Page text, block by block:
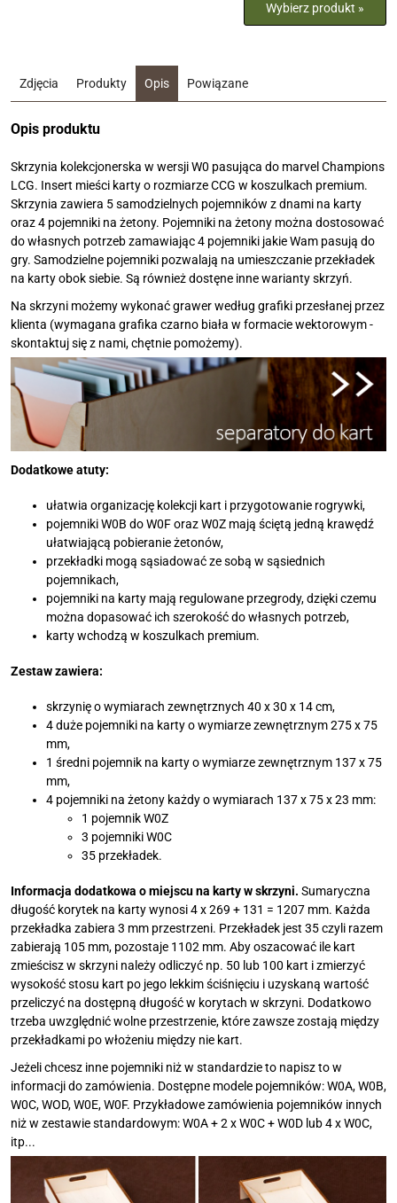
Wybierz produkt »
Zdjęcia Produkty Opis Powiązane
Opis produktu
Skrzynia kolekcjonerska w wersji W0 pasująca do marvel Champions
LCG. Insert mieści karty o rozmiarze CCG w koszulkach premium.
Skrzynia zawiera 5 samodzielnych pojemników z dnami na karty
oraz 4 pojemniki na żetony. Pojemniki na żetony można dostosować
do własnych potrzeb zamawiając 4 pojemniki jakie Wam pasują do
gry. Samodzielne pojemniki pozwalają na umieszczanie przekładek
na karty obok siebie. Są również dostęne inne warianty skrzyń.
Na skrzyni możemy wykonać grawer według grafiki przesłanej przez
klienta (wymagana grafika czarno biała w formacie wektorowym -
skontaktuj się z nami, chętnie pomożemy).
Dodatkowe atuty:
ułatwia organizację kolekcji kart i przygotowanie rogrywki,
pojemniki W0B do W0F oraz W0Z mają ściętą jedną krawędź
ułatwiającą pobieranie żetonów,
przekładki mogą sąsiadować ze sobą w sąsiednich
pojemnikach,
pojemniki na karty mają regulowane przegrody, dzięki czemu
można dopasować ich szerokość do własnych potrzeb,
karty wchodzą w koszulkach premium.
Zestaw zawiera:
skrzynię o wymiarach zewnętrznych 40 x 30 x 14 cm,
4 duże pojemniki na karty o wymiarze zewnętrznym 275 x 75
mm,
1 średni pojemnik na karty o wymiarze zewnętrznym 137 x 75
mm,
4 pojemniki na żetony każdy o wymiarach 137 x 75 x 23 mm:
1 pojemnik W0Z
3 pojemniki W0C
35 przekładek.
Informacja dodatkowa o miejscu na karty w skrzyni. Sumaryczna
długość korytek na karty wynosi 4 x 269 + 131 = 1207 mm. Każda
przekładka zabiera 3 mm przestrzeni. Przekładek jest 35 czyli razem
zabierają 105 mm, pozostaje 1102 mm. Aby oszacować ile kart
zmieścisz w skrzyni należy odliczyć np. 50 lub 100 kart i zmierzyć
wysokość stosu kart po jego lekkim ściśnięciu i uzyskaną wartość
przeliczyć na dostępną długość w korytach w skrzyni. Dodatkowo
trzeba uwzględnić wolne przestrzenie, które zawsze zostają między
przekładkami po włożeniu między nie kart.
Jeżeli chcesz inne pojemniki niż w standardzie to napisz to w
informacji do zamówienia. Dostępne modele pojemników: W0A, W0B,
W0C, WOD, W0E, W0F. Przykładowe zamówienia pojemników innych
niż w zestawie standardowym: W0A + 2 x W0C + W0D lub 4 x W0C,
itp...